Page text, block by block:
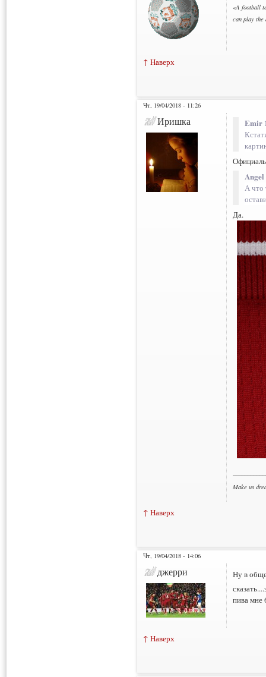
«A football
can play the
↑ Наверх
Чт, 19/04/2018 - 11:26
Иришка Emir
Angel
А что
Да.
Make us
↑ Наверх
Чт, 19/04/2018 - 14:06
джерри
Ну в
пива мне
↑ Наверх